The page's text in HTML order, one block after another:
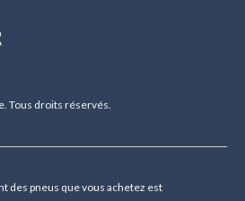
Tous droits réservés.
des pneus que vous achetez est